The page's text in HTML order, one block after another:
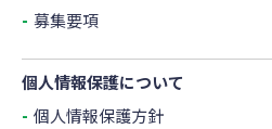
募集要項
個人情報保護について
個人情報保護方針